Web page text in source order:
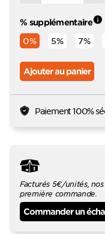
% supplémentaire
0% 5% 7%
Ajouter au panier
Paiement 100%
Facturés 5€/unités,
première commande.
Commander un